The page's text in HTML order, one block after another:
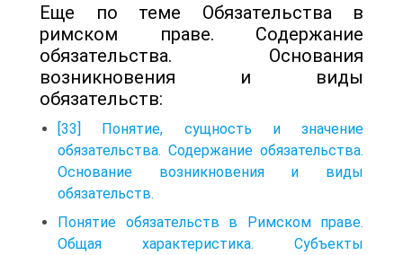
Еще по теме Обязательства в
римском праве. Содержание
обязательства. Основания
возникновения и виды
обязательств:
[33] Понятие, сущность и значение
обязательства. Содержание обязательства.
Основание возникновения и виды
обязательств.
Понятие обязательств в Римском праве.
Общая характеристика. Субъекты